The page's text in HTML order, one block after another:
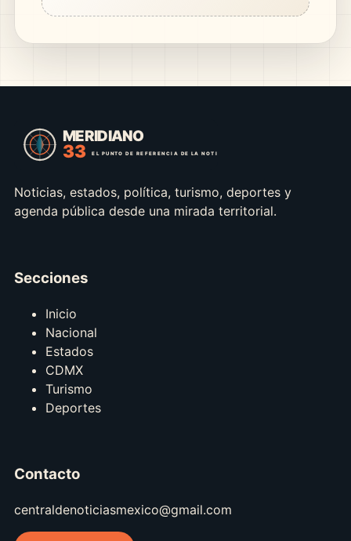
Noticias, estados, política, turismo, deportes y
agenda pública desde una mirada territorial.
Secciones
Inicio
Nacional
Estados
CDMX
Turismo
Deportes
Contacto
centraldenoticiasmexico@gmail.com